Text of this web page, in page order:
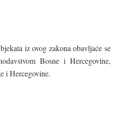
iz ovog zakona obavljaće se
Bosne i Hercegovine,
i Hercegovine.